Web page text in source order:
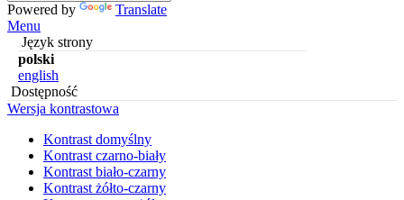
Powered by
Translate
Menu
Język strony
polski
english
Dostępność
Wersja kontrastowa
Kontrast domyślny
Kontrast czarno-biały
Kontrast biało-czarny
Kontrast żółto-czarny